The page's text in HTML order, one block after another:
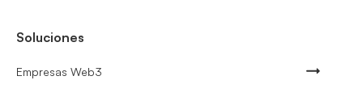
Soluciones
Empresas Web3